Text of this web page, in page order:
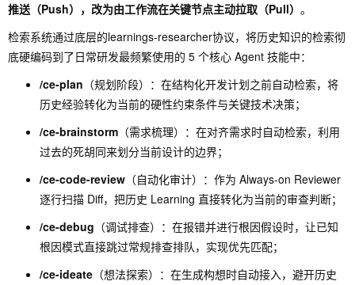
推送（Push），改为由工作流在关键节点主动拉取（Pull） 。
检索系统通过底层的learnings-researcher协议，将历史知识的检索彻
底硬编码到了日常研发最频繁使用的 5 个核心 Agent 技能中：
/ce-plan （规划阶段）：在结构化开发计划之前自动检索，将
历史经验转化为当前的硬性约束条件与关键技术决策；
/ce-brainstorm （需求梳理）：在对齐需求时自动检索，利用
过去的死胡同来划分当前设计的边界；
/ce-code-review （自动化审计）：作为 Always-on Reviewer
逐行扫描 Diff，把历史 Learning 直接转化为当前的审查判断；
/ce-debug （调试排查）：在报错并进行根因假设时，让已知
根因模式直接跳过常规排查排队，实现优先匹配；
/ce-ideate （想法探索）：在生成构想时自动接入，避开历史